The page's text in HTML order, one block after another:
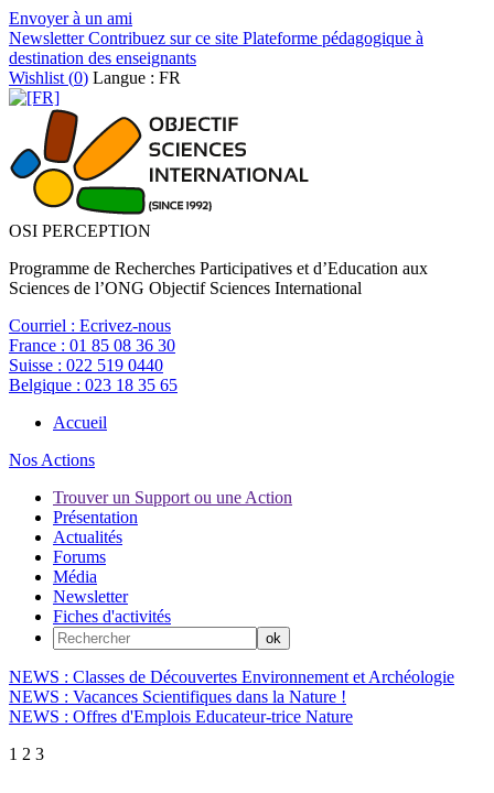
Envoyer à un ami
NewsletterContribuez sur ce site Plateforme pédagogique à
destination des enseignants
Wishlist (0) Langue : FR
OSI PERCEPTION
Programme de Recherches Participatives et d’Education aux
Sciences de l’ONG Objectif Sciences International
Courriel : Ecrivez-nous
France : 01 85 08 36 30
Suisse : 022 519 0440
Belgique : 023 18 35 65
Accueil
Nos Actions
Trouver un Support ou une Action
Présentation
Actualités
Forums
Média
Newsletter
Fiches d'activités
NEWS : Classes de Découvertes Environnement et Archéologie
NEWS : Vacances Scientifiques dans la Nature !
NEWS : Offres d'Emplois Educateur-trice Nature
1 2 3